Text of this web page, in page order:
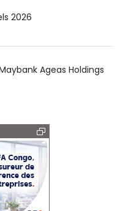
2026
Ageas Holdings